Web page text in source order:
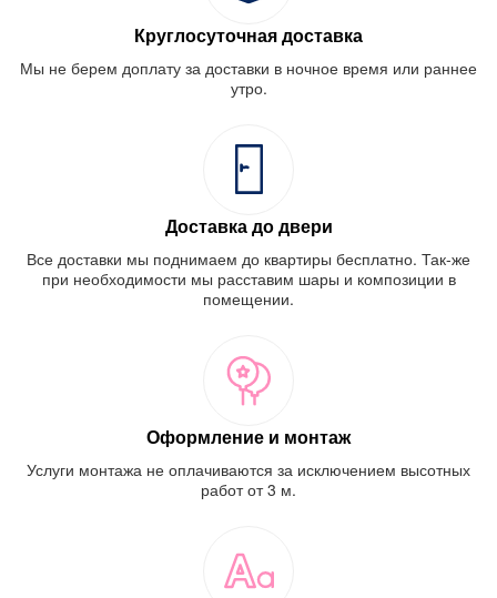
Круглосуточная доставка
Мы не берем доплату за доставки в ночное время или раннее
утро.
Доставка до двери
Все доставки мы поднимаем до квартиры бесплатно. Так-же
при необходимости мы расставим шары и композиции в
помещении.
Оформление и монтаж
Услуги монтажа не оплачиваются за исключением высотных
работ от 3 м.